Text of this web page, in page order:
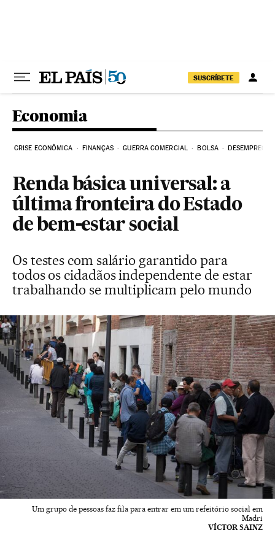
SUSCRÍBETE
Economia
CRISE ECONÔMICA FINANÇAS GUERRA COMERCIAL BOLSA DESEMPREGO
Renda básica universal: a
última fronteira do Estado
de bem-estar social
Os testes com salário garantido para
todos os cidadãos independente de estar
trabalhando se multiplicam pelo mundo
Um grupo de pessoas faz fila para entrar em um refeitório social em
Madri
VÍCTOR SAINZ